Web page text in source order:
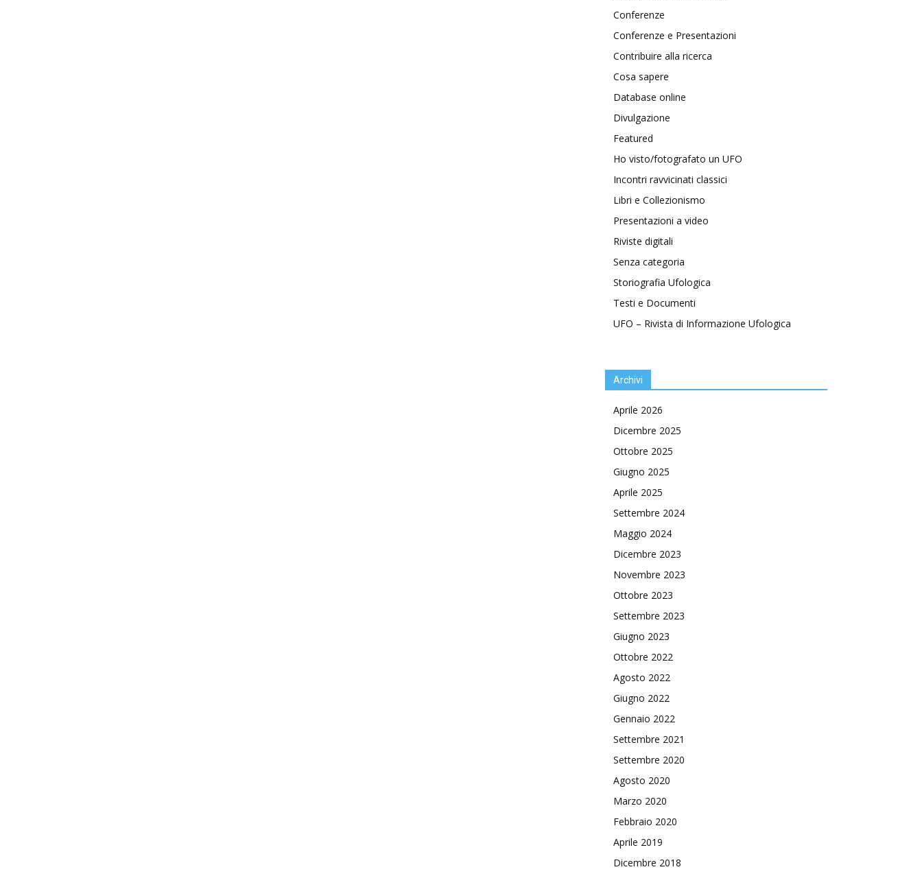
Conferenze
Conferenze e Presentazioni
Contribuire alla ricerca
Cosa sapere
Database online
Divulgazione
Featured
Ho visto/fotografato un UFO
Incontri ravvicinati classici
Libri e Collezionismo
Presentazioni a video
Riviste digitali
Senza categoria
Storiografia Ufologica
Testi e Documenti
UFO – Rivista di Informazione Ufologica
Archivi
Aprile 2026
Dicembre 2025
Ottobre 2025
Giugno 2025
Aprile 2025
Settembre 2024
Maggio 2024
Dicembre 2023
Novembre 2023
Ottobre 2023
Settembre 2023
Giugno 2023
Ottobre 2022
Agosto 2022
Giugno 2022
Gennaio 2022
Settembre 2021
Settembre 2020
Agosto 2020
Marzo 2020
Febbraio 2020
Aprile 2019
Dicembre 2018